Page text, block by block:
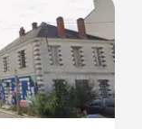
de
un